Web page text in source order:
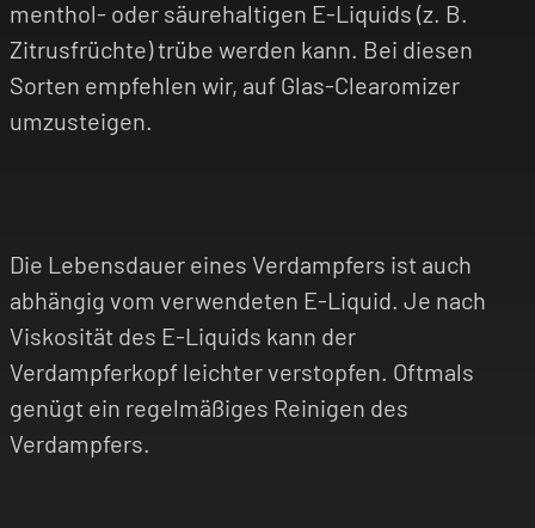
menthol- oder säurehaltigen E-Liquids (z. B.
Zitrusfrüchte) trübe werden kann. Bei diesen
Sorten empfehlen wir, auf Glas-Clearomizer
umzusteigen.
Die Lebensdauer eines Verdampfers ist auch
abhängig vom verwendeten E-Liquid. Je nach
Viskosität des E-Liquids kann der
Verdampferkopf leichter verstopfen. Oftmals
genügt ein regelmäßiges Reinigen des
Verdampfers.